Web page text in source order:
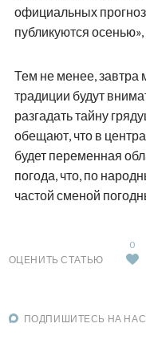
официальных
публикуются
Тем не менее, завтра
традиции будут
разгадать тайну
обещают, что в
будет переменная
погода, что, по
частой сменой
ОЦЕНИТЬ СТАТЬЮ
0
ПОДПИШИТЕСЬ НА НАС